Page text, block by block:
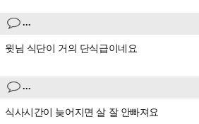
...
윗님 식단이 거의 단식급이네요
...
식사시간이 늦어지면 살 잘 안빠져요